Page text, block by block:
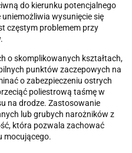
do kierunku potencjalnego
wysunięcie się
częstym problemem przy
o skomplikowanych kształtach,
punktów zaczepowych na
o zabezpieczeniu ostrych
poliestrową taśmę w
na drodze. Zastosowanie
lub grubych narożników z
która pozwala zachować
mocującego.